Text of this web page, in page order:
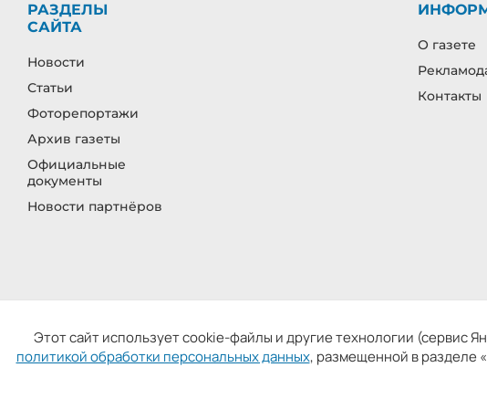
РАЗДЕЛЫ
САЙТА
Новости
Статьи
Фоторепортажи
Архив газеты
Официальные
документы
Новости партнёров
О газете
Контакты
СМИ: «Ивановская газета - сайт». Реестровая запись
Главный редактор:
Этот сайт использует cookie-файлы и другие технологии (сервис
политикой обработки персональных данных, размещенной в разделе